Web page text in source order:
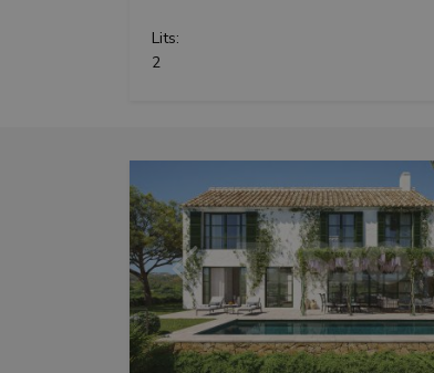
Lits:
2
Précédent